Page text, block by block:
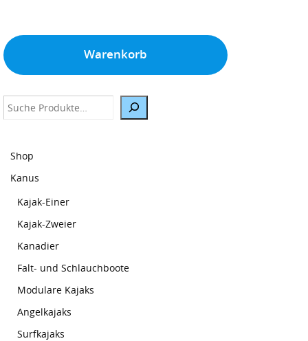
Warenkorb
Suche
Shop
Kanus
Kajak-Einer
Kajak-Zweier
Kanadier
Falt- und Schlauchboote
Modulare Kajaks
Angelkajaks
Surfkajaks